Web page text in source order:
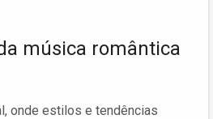
música romântica
onde estilos e tendências